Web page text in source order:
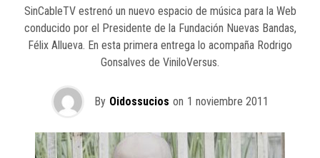
SinCableTV estrenó un nuevo espacio de música para la Web
conducido por el Presidente de la Fundación Nuevas Bandas,
Félix Allueva. En esta primera entrega lo acompaña Rodrigo
Gonsalves de ViniloVersus.
By Oidossucios on 1 noviembre 2011